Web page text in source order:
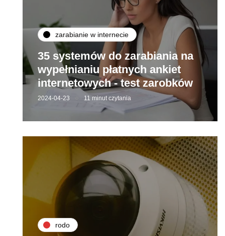
zarabianie w internecie
35 systemów do zarabiania na
wypełnianiu płatnych ankiet
internetowych - test zarobków
2024-04-23 11 minut czytania
rodo